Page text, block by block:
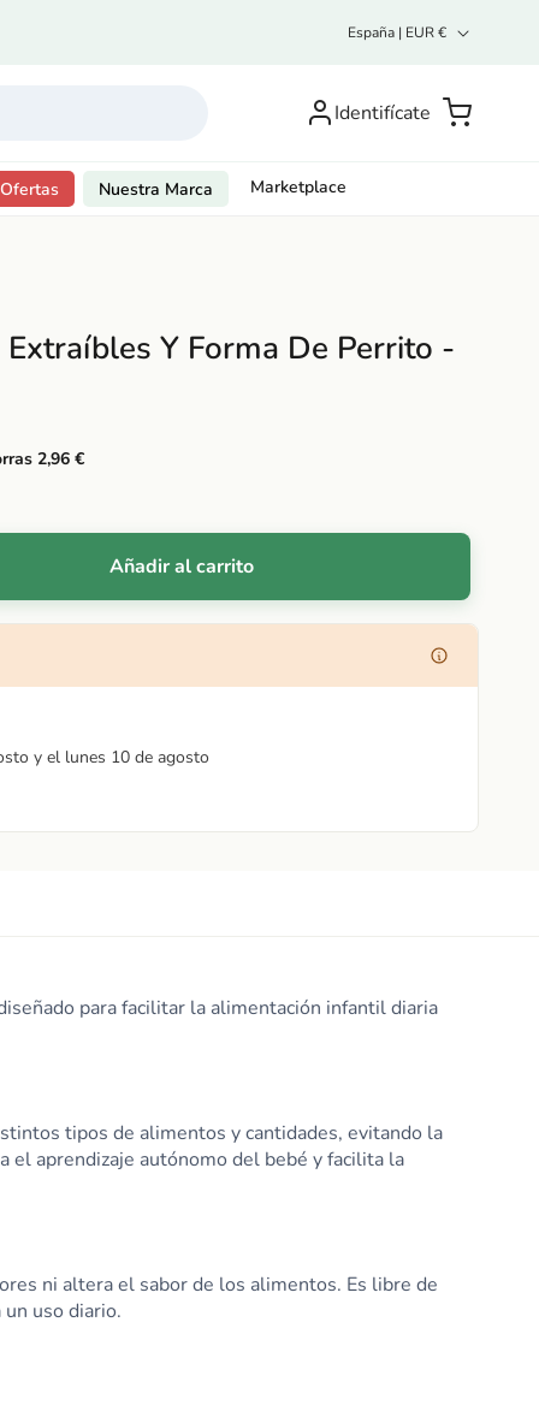
/
g
España | EUR €
Identifícate
sesión o
Carrito
Ofertas Nuestra Marca Marketplace
Y Forma De Perrito -
2,96 €
Añadir al carrito
y el lunes 10 de agosto
para facilitar la alimentación infantil diaria
tipos de alimentos y cantidades, evitando la
el aprendizaje autónomo del bebé y facilita la
ni altera el sabor de los alimentos. Es libre de
uso diario.